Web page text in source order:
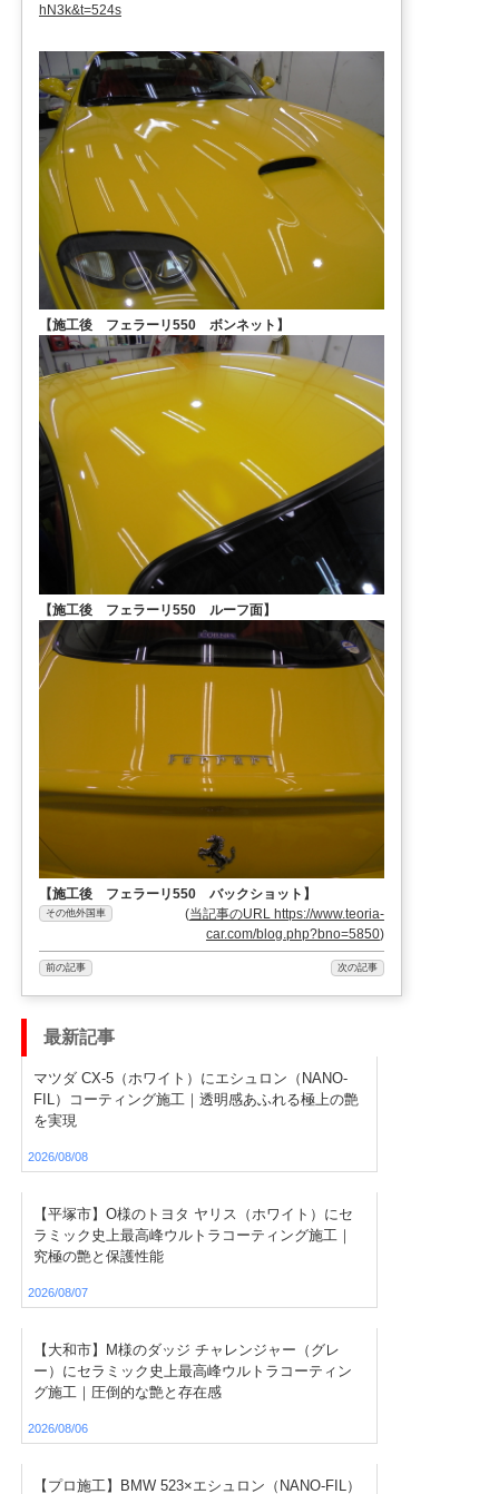
hN3k&t=524s
【施工後 フェラーリ550 ボンネット】
【施工後 フェラーリ550 ルーフ面】
【施工後 フェラーリ550 バックショット】
その他外国車 (当記事のURL https://www.teoria-
car.com/blog.php?bno=5850)
前の記事 次の記事
最新記事
マツダ CX-5（ホワイト）にエシュロン（NANO-
FIL）コーティング施工｜透明感あふれる極上の艶
を実現
2026/08/08
【平塚市】O様のトヨタ ヤリス（ホワイト）にセ
ラミック史上最高峰ウルトラコーティング施工｜
究極の艶と保護性能
2026/08/07
【大和市】M様のダッジ チャレンジャー（グレ
ー）にセラミック史上最高峰ウルトラコーティン
グ施工｜圧倒的な艶と存在感
2026/08/06
【プロ施工】BMW 523×エシュロン（NANO-FIL）